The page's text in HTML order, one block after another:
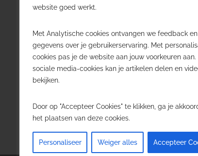
website goed werkt.
Met Analytische cookies ontvangen we feedback en
gegevens over je gebruikerservaring. Met
cookies pas je de website aan jouw voorkeuren aan.
sociale media-cookies kan je artikelen delen en
bekijken.
Door op "Accepteer Cookies" te klikken, ga je
het plaatsen van deze cookies.
Personaliseer Weiger alles Accepteer
Logistiek.be
Logistiek.be brengt dagelijks nieuws,
trends en praktijkverhalen over
transport, warehousing, supply chain
en automatisering in België.
willen volgen.